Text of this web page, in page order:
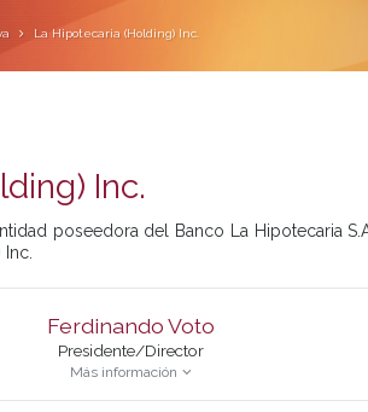
La Hipotecaria (Holding) Inc.
Inc.
poseedora del Banco La Hipotecaria
Ferdinando Voto
Presidente/Director
Más información